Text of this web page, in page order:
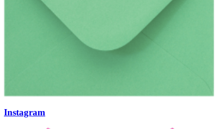
Instagram